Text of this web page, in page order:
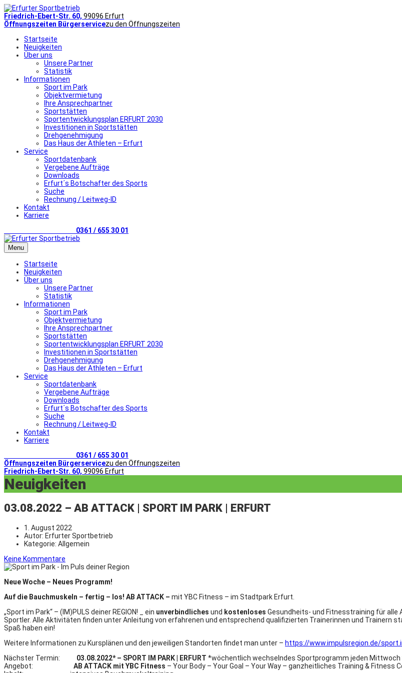
Friedrich-Ebert-Str. 60, 99096 Erfurt
Öffnungszeiten Bürgerservicezu den Öffnungszeiten
Startseite
Neuigkeiten
Über uns
Unsere Partner
Statistik
Informationen
Sport im Park
Objektvermietung
Ihre Ansprechpartner
Sportstätten
Sportentwicklungsplan ERFURT 2030
Investitionen in Sportstätten
Drehgenehmigung
Das Haus der Athleten – Erfurt
Service
Sportdatenbank
Vergebene Aufträge
Downloads
Erfurt´s Botschafter des Sports
Suche
Rechnung / Leitweg-ID
Kontakt
Karriere
0361 / 655 30 01
Menu
Startseite
Neuigkeiten
Über uns
Unsere Partner
Statistik
Informationen
Sport im Park
Objektvermietung
Ihre Ansprechpartner
Sportstätten
Sportentwicklungsplan ERFURT 2030
Investitionen in Sportstätten
Drehgenehmigung
Das Haus der Athleten – Erfurt
Service
Sportdatenbank
Vergebene Aufträge
Downloads
Erfurt´s Botschafter des Sports
Suche
Rechnung / Leitweg-ID
Kontakt
Karriere
0361 / 655 30 01
Öffnungszeiten Bürgerservicezu den Öffnungszeiten
Friedrich-Ebert-Str. 60, 99096 Erfurt
Neuigkeiten
03.08.2022 – AB ATTACK | SPORT IM PARK | ERFURT
1. August 2022
Autor: Erfurter Sportbetrieb
Kategorie: Allgemein
Keine Kommentare
Neue Woche – Neues Programm!
Auf die Bauchmuskeln – fertig – los! AB ATTACK – mit YBC Fitness – im Stadtpark Erfurt.
„Sport im Park“ – (IM)PULS deiner REGION! _ ein unverbindliches und kostenloses Gesundheits- und Fitnesstraining für alle
Sportler. Alle Aktivitäten finden unter Anleitung von erfahrenen und entsprechend qualifizierten Trainerinnen und Trainern
Spaß haben ein!
Weitere Informationen zu Kursplänen und den jeweiligen Standorten findet man unter – https://www.impulsregion.de/
Nächster Termin: 03.08.2022*– SPORT IM PARK | ERFURT *wöchentlich wechselndes Sportprogramm jeden Mittwoch
Angebot: AB ATTACK mit YBC Fitness – Your Body – Your Goal – Your Way – ganzheitliches Training & Fitness